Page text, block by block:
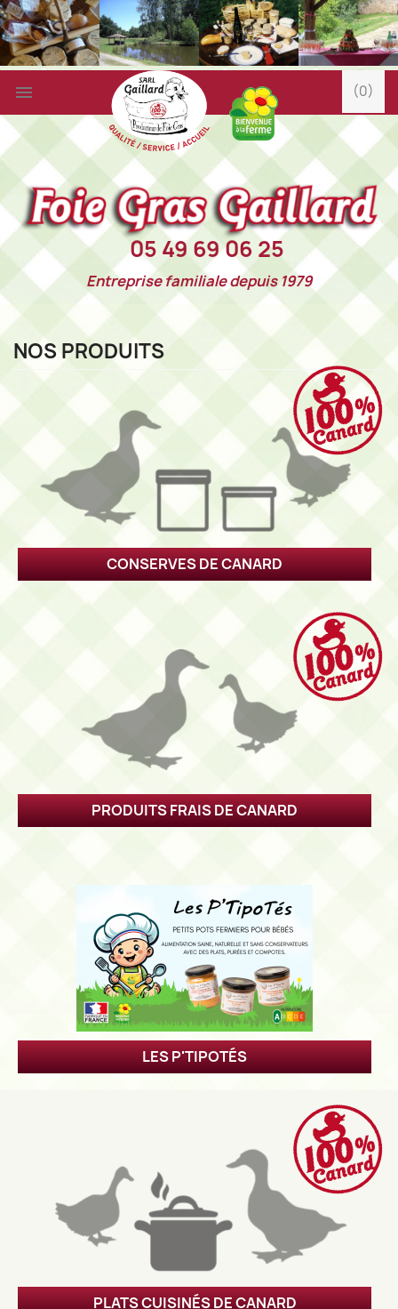
 (0)
05 49 69 06 25
Entreprise familiale depuis 1979
NOS PRODUITS
CONSERVES DE CANARD
PRODUITS FRAIS DE CANARD
LES P'TIPOTÉS
PLATS CUISINÉS DE CANARD